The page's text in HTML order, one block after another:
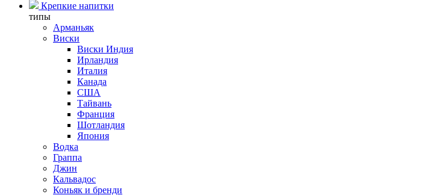
Крепкие напитки
типы
Арманьяк
Виски
Виски Индия
Ирландия
Италия
Канада
США
Тайвань
Франция
Шотландия
Япония
Водка
Граппа
Джин
Кальвадос
Коньяк и бренди